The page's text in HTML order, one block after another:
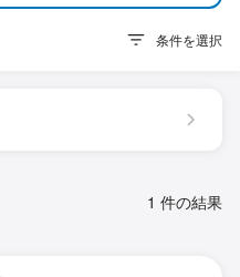
条件を選択
1 件の結果